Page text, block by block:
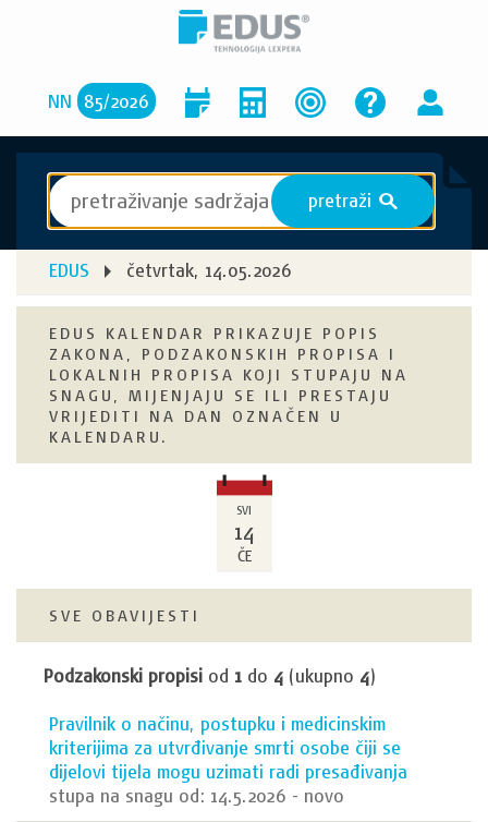
NN 85/2026
pretraži S
EDUS četvrtak, 14.05.2026
EDUS KALENDAR PRIKAZUJE POPIS
ZAKONA, PODZAKONSKIH PROPISA I
LOKALNIH PROPISA KOJI STUPAJU NA
SNAGU, MIJENJAJU SE ILI PRESTAJU
VRIJEDITI NA DAN OZNAČEN U
KALENDARU.
SVI
14
ČE
SVE OBAVIJESTI
Podzakonski propisi od 1 do 4 (ukupno 4)
Pravilnik o načinu, postupku i medicinskim
kriterijima za utvrđivanje smrti osobe čiji se
dijelovi tijela mogu uzimati radi presađivanja
stupa na snagu od: 14.5.2026 - novo